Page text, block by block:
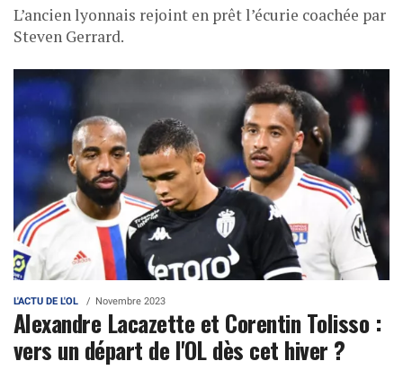
L’ancien lyonnais rejoint en prêt l’écurie coachée par
Steven Gerrard.
L'ACTU DE L'OL Novembre 2023
Alexandre Lacazette et Corentin Tolisso :
vers un départ de l'OL dès cet hiver ?